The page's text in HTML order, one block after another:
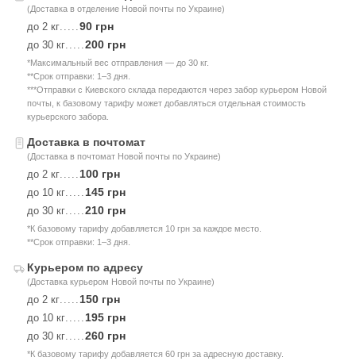
(Доставка в отделение Новой почты по Украине)
до 2 кг 90 грн
до 30 кг 200 грн
*Максимальный вес отправления — до 30 кг.
**Срок отправки: 1–3 дня.
***Отправки с Киевского склада передаются через забор курьером Новой
почты, к базовому тарифу может добавляться отдельная стоимость
курьерского забора.
Доставка в почтомат
(Доставка в почтомат Новой почты по Украине)
до 2 кг 100 грн
до 10 кг 145 грн
до 30 кг 210 грн
*К базовому тарифу добавляется 10 грн за каждое место.
**Срок отправки: 1–3 дня.
Курьером по адресу
(Доставка курьером Новой почты по Украине)
до 2 кг 150 грн
до 10 кг 195 грн
до 30 кг 260 грн
*К базовому тарифу добавляется 60 грн за адресную доставку.